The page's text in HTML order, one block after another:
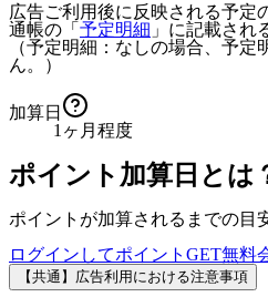
広告ご利用後に反映される予定
通帳の「 予定明細 」に記載され
（予定明細：なしの場合、予
ん。）
加算日
1ヶ月程度
ポイント加算日とは
ポイントが加算されるまでの目
ログインしてポイントGET無料
【共通】広告利用における注意事項